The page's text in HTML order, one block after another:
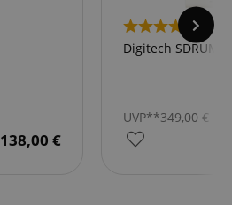
138,00 €
Digitech SDRUM
UVP**349,00€